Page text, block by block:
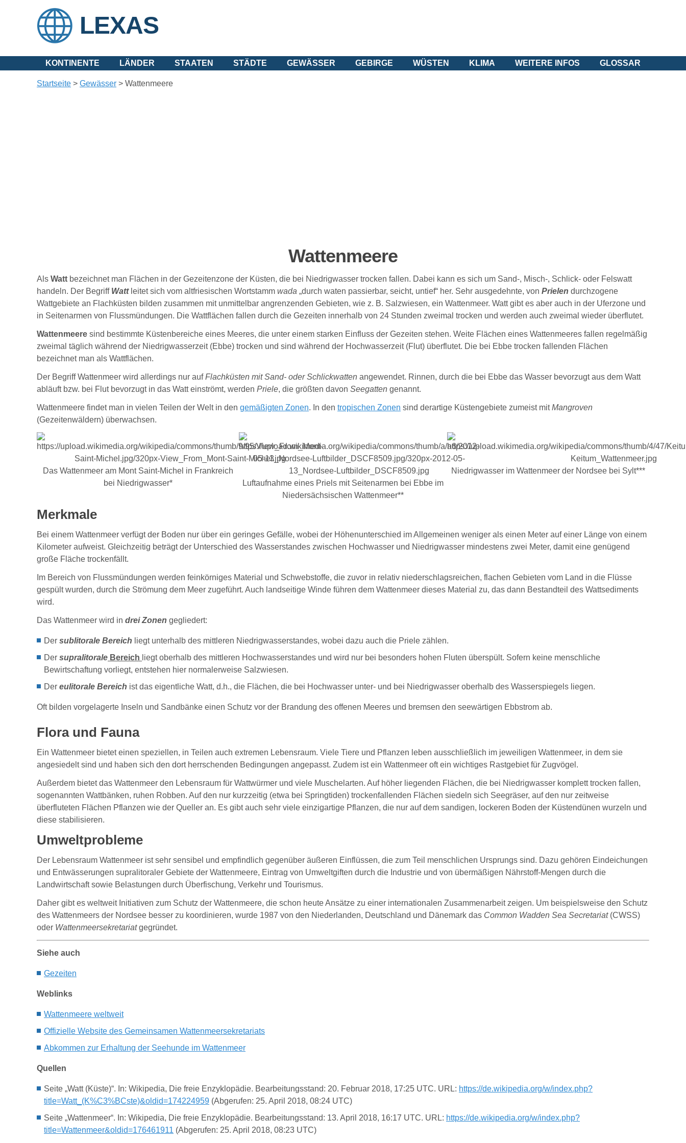
LEXAS
KONTINENTE LÄNDER STAATEN STÄDTE GEWÄSSER GEBIRGE WÜSTEN KLIMA WEITERE INFOS GLOSSAR
Startseite > Gewässer > Wattenmeere
Wattenmeere
Als Watt bezeichnet man Flächen in der Gezeitenzone der Küsten, die bei Niedrigwasser trocken fallen. Dabei kann es sich um Sand-, Misch-, Schlick- oder Felswatt
handeln. Der Begriff Wattleitet sich vom altfriesischen Wortstamm wada „durch waten passierbar, seicht, untief“ her. Sehr ausgedehnte, von Prielen durchzogene
Wattgebiete an Flachküsten bilden zusammen mit unmittelbar angrenzenden Gebieten, wie z. B. Salzwiesen, ein Wattenmeer. Watt gibt es aber auch in der Uferzone und
in Seitenarmen von Flussmündungen. Die Wattflächen fallen durch die Gezeiten innerhalb von 24 Stunden zweimal trocken und werden auch zweimal wieder überflutet.
Wattenmeere sind bestimmte Küstenbereiche eines Meeres, die unter einem starken Einfluss der Gezeiten stehen. Weite Flächen eines Wattenmeeres fallen regelmäßig
zweimal täglich während der Niedrigwasserzeit (Ebbe) trocken und sind während der Hochwasserzeit (Flut) überflutet. Die bei Ebbe trocken fallenden Flächen
bezeichnet man als Wattflächen.
Der Begriff Wattenmeer wird allerdings nur aufFlachküsten mit Sand- oder Schlickwatten angewendet. Rinnen, durch die bei Ebbe das Wasser bevorzugt aus dem Watt
abläuft bzw. bei Flut bevorzugt in das Watt einströmt, werden Priele, die größten davon Seegatten genannt.
Wattenmeere findet man in vielen Teilen der Welt in den gemäßigten Zonen. In den tropischen Zonen sind derartige Küstengebiete zumeist mitMangroven
(Gezeitenwäldern) überwachsen.
Das Wattenmeer am Mont Saint-Michel in Frankreich
bei Niedrigwasser*
Luftaufnahme eines Priels mit Seitenarmen bei Ebbe im
Niedersächsischen Wattenmeer**
Niedrigwasser im Wattenmeer der Nordsee bei Sylt***
Merkmale
Bei einem Wattenmeer verfügt der Boden nur über ein geringes Gefälle, wobei der Höhenunterschied im Allgemeinen weniger als einen Meter auf einer Länge von einem
Kilometer aufweist. Gleichzeitig beträgt der Unterschied des Wasserstandes zwischen Hochwasser und Niedrigwasser mindestens zwei Meter, damit eine genügend
große Fläche trockenfällt.
Im Bereich von Flussmündungen werden feinkörniges Material und Schwebstoffe, die zuvor in relativ niederschlagsreichen, flachen Gebieten vom Land in die Flüsse
gespült wurden, durch die Strömung dem Meer zugeführt. Auch landseitige Winde führen dem Wattenmeer dieses Material zu, das dann Bestandteil des Wattsediments
wird.
Das Wattenmeer wird in drei Zonen gegliedert:
Der sublitorale Bereich liegt unterhalb des mittleren Niedrigwasserstandes, wobei dazu auch die Priele zählen.
Der supralitorale Bereich liegt oberhalb des mittleren Hochwasserstandes und wird nur bei besonders hohen Fluten überspült. Sofern keine menschliche
Bewirtschaftung vorliegt, entstehen hier normalerweise Salzwiesen.
Der eulitorale Bereich ist das eigentliche Watt, d.h., die Flächen, die bei Hochwasser unter- und bei Niedrigwasser oberhalb des Wasserspiegels liegen.
Oft bilden vorgelagerte Inseln und Sandbänke einen Schutz vor der Brandung des offenen Meeres und bremsen den seewärtigen Ebbstrom ab.
Flora und Fauna
Ein Wattenmeer bietet einen speziellen, in Teilen auch extremen Lebensraum. Viele Tiere und Pflanzen leben ausschließlich im jeweiligen Wattenmeer, in dem sie
angesiedelt sind und haben sich den dort herrschenden Bedingungen angepasst. Zudem ist ein Wattenmeer oft ein wichtiges Rastgebiet für Zugvögel.
Außerdem bietet das Wattenmeer den Lebensraum für Wattwürmer und viele Muschelarten. Auf höher liegenden Flächen, die bei Niedrigwasser komplett trocken fallen,
sogenannten Wattbänken, ruhen Robben. Auf den nur kurzzeitig (etwa bei Springtiden) trockenfallenden Flächen siedeln sich Seegräser, auf den nur zeitweise
überfluteten Flächen Pflanzen wie der Queller an. Es gibt auch sehr viele einzigartige Pflanzen, die nur auf dem sandigen, lockeren Boden der Küstendünen wurzeln und
diese stabilisieren.
Umweltprobleme
Der Lebensraum Wattenmeer ist sehr sensibel und empfindlich gegenüber äußeren Einflüssen, die zum Teil menschlichen Ursprungs sind. Dazu gehören Eindeichungen
und Entwässerungen supralitoraler Gebiete der Wattenmeere, Eintrag von Umweltgiften durch die Industrie und von übermäßigen Nährstoff-Mengen durch die
Landwirtschaft sowie Belastungen durch Überfischung, Verkehr und Tourismus.
Daher gibt es weltweit Initiativen zum Schutz der Wattenmeere, die schon heute Ansätze zu einer internationalen Zusammenarbeit zeigen. Um beispielsweise den Schutz
des Wattenmeers der Nordsee besser zu koordinieren, wurde 1987 von den Niederlanden, Deutschland und Dänemark das Common Wadden Sea Secretariat (CWSS)
oder Wattenmeersekretariatgegründet.
Siehe auch
Gezeiten
Weblinks
Wattenmeere weltweit
Offizielle Website des Gemeinsamen Wattenmeersekretariats
Abkommen zur Erhaltung der Seehunde im Wattenmeer
Quellen
Seite „Watt (Küste)“. In: Wikipedia, Die freie Enzyklopädie. Bearbeitungsstand: 20. Februar 2018, 17:25 UTC. URL: https://de.wikipedia.org/w/index.php?
title=Watt_(K%C3%BCste)&oldid=174224959 (Abgerufen: 25. April 2018, 08:24 UTC)
Seite „Wattenmeer“. In: Wikipedia, Die freie Enzyklopädie. Bearbeitungsstand: 13. April 2018, 16:17 UTC. URL: https://de.wikipedia.org/w/index.php?
title=Wattenmeer&oldid=176461911 (Abgerufen: 25. April 2018, 08:23 UTC)